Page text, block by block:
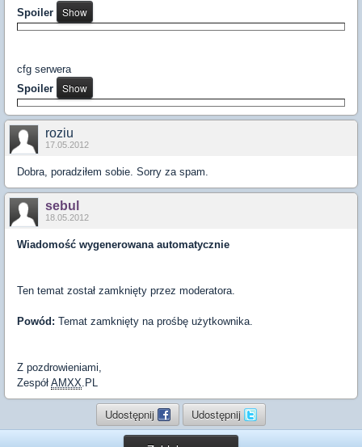
Spoiler
cfg serwera
Spoiler
roziu
17.05.2012
Dobra, poradziłem sobie. Sorry za spam.
sebul
18.05.2012
Wiadomość wygenerowana automatycznie
Ten temat został zamknięty przez moderatora.
Powód: Temat zamknięty na prośbę użytkownika.
Z pozdrowieniami,
Zespół AMXX.PL
Udostępnij Udostępnij